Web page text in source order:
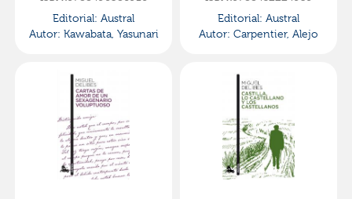
Editorial: Austral
Autor: Kawabata, Yasunari
Editorial: Austral
Autor: Carpentier, Alejo